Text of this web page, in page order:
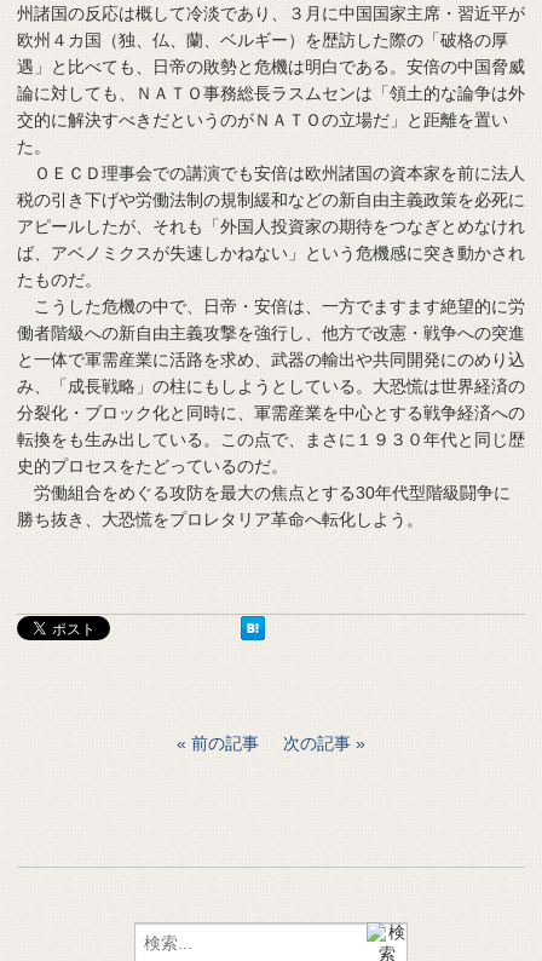
州諸国の反応は概して冷淡であり、３月に中国国家主席・習近平が
欧州４カ国（独、仏、蘭、ベルギー）を歴訪した際の「破格の厚
遇」と比べても、日帝の敗勢と危機は明白である。安倍の中国脅威
論に対しても、ＮＡＴＯ事務総長ラスムセンは「領土的な論争は外
交的に解決すべきだというのがＮＡＴＯの立場だ」と距離を置い
た。
ＯＥＣＤ理事会での講演でも安倍は欧州諸国の資本家を前に法人
税の引き下げや労働法制の規制緩和などの新自由主義政策を必死に
アピールしたが、それも「外国人投資家の期待をつなぎとめなけれ
ば、アベノミクスが失速しかねない」という危機感に突き動かされ
たものだ。
こうした危機の中で、日帝・安倍は、一方でますます絶望的に労
働者階級への新自由主義攻撃を強行し、他方で改憲・戦争への突進
と一体で軍需産業に活路を求め、武器の輸出や共同開発にのめり込
み、「成長戦略」の柱にもしようとしている。大恐慌は世界経済の
分裂化・ブロック化と同時に、軍需産業を中心とする戦争経済への
転換をも生み出している。この点で、まさに１９３０年代と同じ歴
史的プロセスをたどっているのだ。
労働組合をめぐる攻防を最大の焦点とする30年代型階級闘争に
勝ち抜き、大恐慌をプロレタリア革命へ転化しよう。
前の記事 次の記事